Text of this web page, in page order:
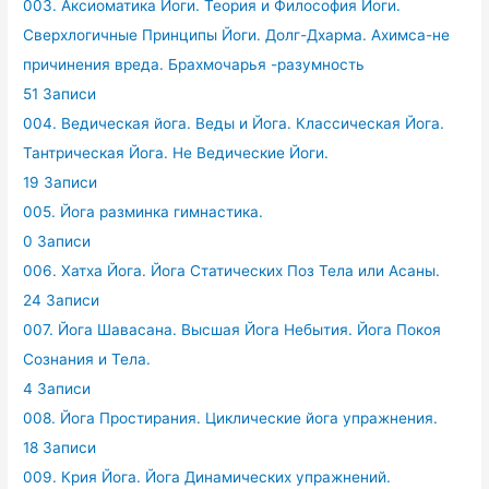
003. Аксиоматика Йоги. Теория и Философия Йоги.
Сверхлогичные Принципы Йоги. Долг-Дхарма. Ахимса-не
причинения вреда. Брахмочарья -разумность
51 Записи
004. Ведическая йога. Веды и Йога. Классическая Йога.
Тантрическая Йога. Не Ведические Йоги.
19 Записи
005. Йога разминка гимнастика.
0 Записи
006. Хатха Йога. Йога Статических Поз Тела или Асаны.
24 Записи
007. Йога Шавасана. Высшая Йога Небытия. Йога Покоя
Сознания и Тела.
4 Записи
008. Йога Простирания. Циклические йога упражнения.
18 Записи
009. Крия Йога. Йога Динамических упражнений.